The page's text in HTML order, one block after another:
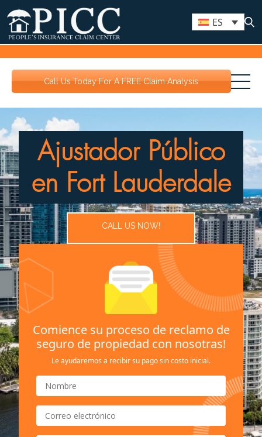
ES
Call Us Today For A FREE Claim Analysis
Ajustador Público
en Fort Lauderdale
CALL US NOW!
Comience su proceso de reclamo de
seguro de propiedad con nosotras!
Le ayudaremos a recibir su pago sin costo inicial.